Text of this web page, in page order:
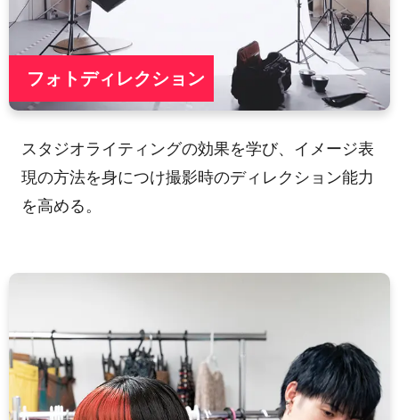
フォトディレクション
スタジオライティングの効果を学び、イメージ表
現の方法を身につけ撮影時のディレクション能力
を高める。